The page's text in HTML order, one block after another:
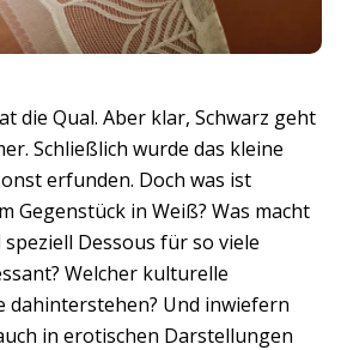
die Qual. Aber klar, Schwarz geht
Schließlich wurde das kleine
erfunden. Doch was ist
Gegenstück in Weiß? Was macht
Dessous für so viele
Welcher kulturelle
Und inwiefern
in erotischen Darstellungen